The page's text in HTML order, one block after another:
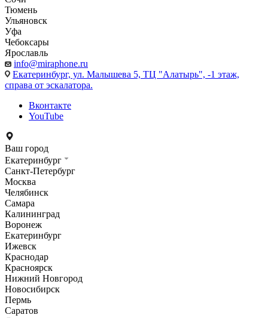
Тюмень
Ульяновск
Уфа
Чебоксары
Ярославль
info@miraphone.ru
Екатеринбург, ул. Малышева 5, ТЦ "Алатырь", -1 этаж,
справа от эскалатора.
Вконтакте
YouTube
Ваш город
Екатеринбург
Санкт-Петербург
Москва
Челябинск
Самара
Калининград
Воронеж
Екатеринбург
Ижевск
Краснодар
Красноярск
Нижний Новгород
Новосибирск
Пермь
Саратов